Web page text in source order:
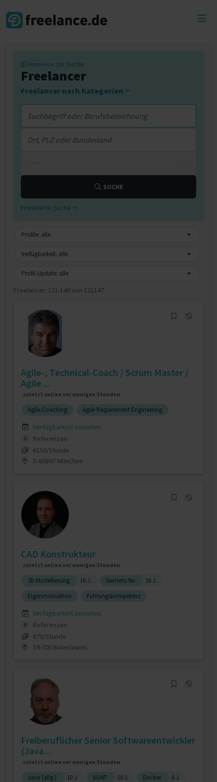
Hinweise zur Suche
Freelancer
Freelancer nach Kategorien
SUCHE
Erweiterte Suche
Profile: alle
Verfügbarkeit: alle
Profil-Update: alle
Freelancer: 121-140 von 121147
Agile-, Technical-Coach / Scrum Master /
Agile ...
zuletzt online vor wenigen Stunden
Agile Coaching Agile Requirement Engineering
Verfügbarkeit einsehen
0
Referenzen
€150/Stunde
D-80807 München
CAD Konstrukteur
zuletzt online vor wenigen Stunden
3D Modellierung 16 J. Siemens Nx
16 J.
Eigenmotivation
Führungskompetenz
Verfügbarkeit einsehen
0
Referenzen
€70/Stunde
59-700 Boleslawiec
Freiberuflicher Senior Softwareentwickler
(Java...
zuletzt online vor wenigen Stunden
Java (allg.) 10 J. SOAP 10 J. Docker
6 J.